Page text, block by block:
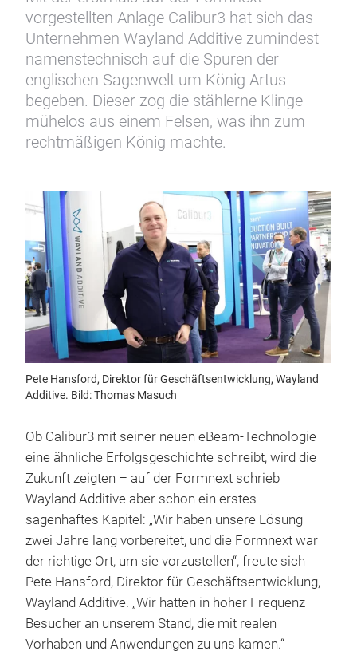
vorgestellten Anlage Calibur3 hat sich das
Unternehmen Wayland Additive zumindest
namenstechnisch auf die Spuren der
englischen Sagenwelt um König Artus
begeben. Dieser zog die stählerne Klinge
mühelos aus einem Felsen, was ihn zum
rechtmäßigen König machte.
Pete Hansford, Direktor für Geschäftsentwicklung, Wayland
Additive. Bild: Thomas Masuch
Ob Calibur3 mit seiner neuen eBeam-Technologie
eine ähnliche Erfolgsgeschichte schreibt, wird die
Zukunft zeigten – auf der Formnext schrieb
Wayland Additive aber schon ein erstes
sagenhaftes Kapitel: „Wir haben unsere Lösung
zwei Jahre lang vorbereitet, und die Formnext war
der richtige Ort, um sie vorzustellen“, freute sich
Pete Hansford, Direktor für Geschäftsentwicklung,
Wayland Additive. „Wir hatten in hoher Frequenz
Besucher an unserem Stand, die mit realen
Vorhaben und Anwendungen zu uns kamen.“